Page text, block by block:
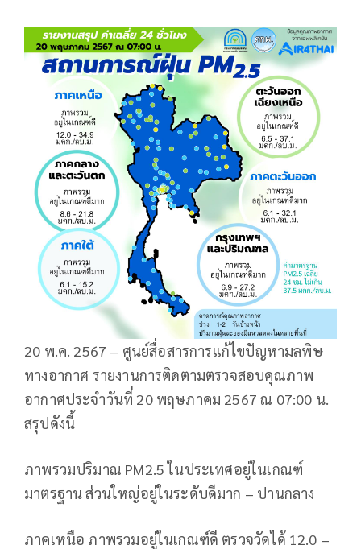
20 พ.ค. 2567 – ศูนย์สื่อสารการแก้ไขปัญหามลพิษ
ทางอากาศ รายงานการติดตามตรวจสอบคุณภาพ
อากาศประจำวันที่ 20 พฤษภาคม 2567 ณ 07:00 น.
สรุปดังนี้
ภาพรวมปริมาณ PM2.5 ในประเทศอยู่ในเกณฑ์
มาตรฐาน ส่วนใหญ่อยู่ในระดับดีมาก – ปานกลาง
ภาคเหนือ ภาพรวมอยู่ในเกณฑ์ดี ตรวจวัดได้ 12.0 –